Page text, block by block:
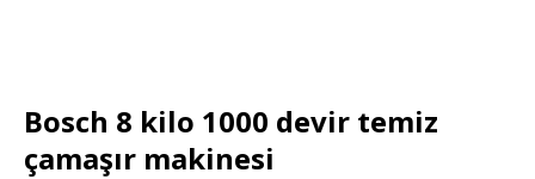
Bosch 8 kilo 1000 devir temiz
çamaşır makinesi